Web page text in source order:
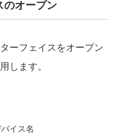
のオープン
ーフェイスをオープン
します。
イス名